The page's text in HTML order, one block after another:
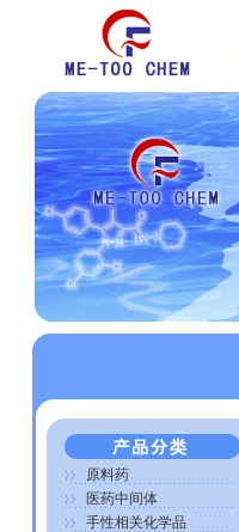
原料药
医药中间体
手性相关化学品